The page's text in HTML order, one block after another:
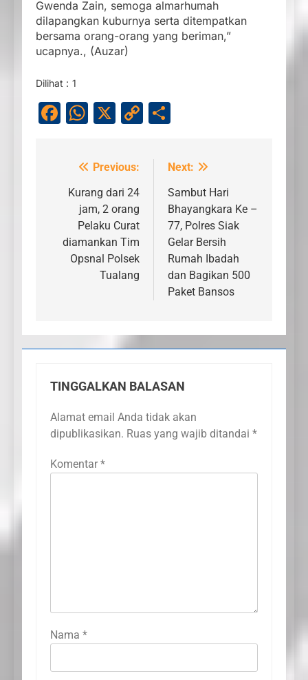
Gwenda Zain, semoga almarhumah
dilapangkan kuburnya serta ditempatkan
bersama orang-orang yang beriman,”
ucapnya., (Auzar)
Dilihat : 1
Facebook
WhatsApp
X
Copy
Navigasi
pos
Previous:
Kurang dari 24
jam, 2 orang
Pelaku Curat
diamankan Tim
Opsnal Polsek
Tualang
Next:
Sambut Hari
Bhayangkara Ke –
77, Polres Siak
Gelar Bersih
Rumah Ibadah
dan Bagikan 500
Paket Bansos
TINGGALKAN BALASAN
Alamat email Anda tidak akan
dipublikasikan. Ruas yang wajib ditandai *
Komentar *
Nama *